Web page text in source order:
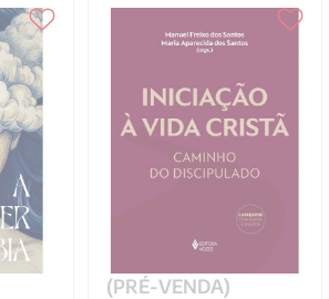
(PRÉ-VENDA)